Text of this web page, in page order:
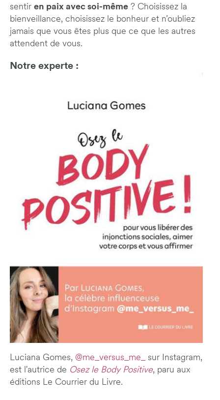
sentir en paix avec soi-même ? Choisissez la
bienveillance, choisissez le bonheur et n’oubliez
jamais que vous êtes plus que ce que les autres
attendent de vous.
Notre experte :
Luciana Gomes, @me_versus_me_ sur Instagram,
est l'autrice de Osez le Body Positive, paru aux
éditions Le Courrier du Livre.